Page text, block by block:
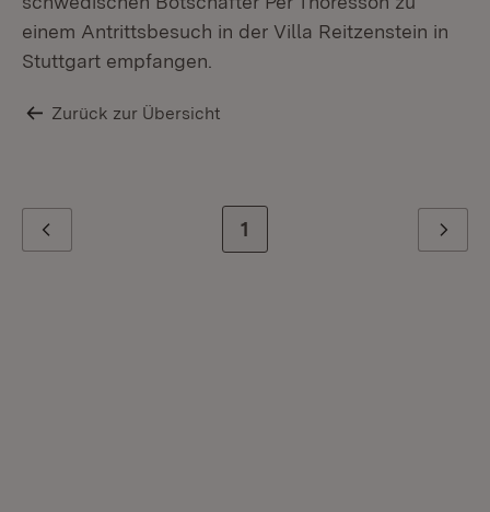
einem Antrittsbesuch in der Villa Reitzenstein in
Stuttgart empfangen.
Zurück zur Übersicht
Zur letzten Seite
1 Weiter